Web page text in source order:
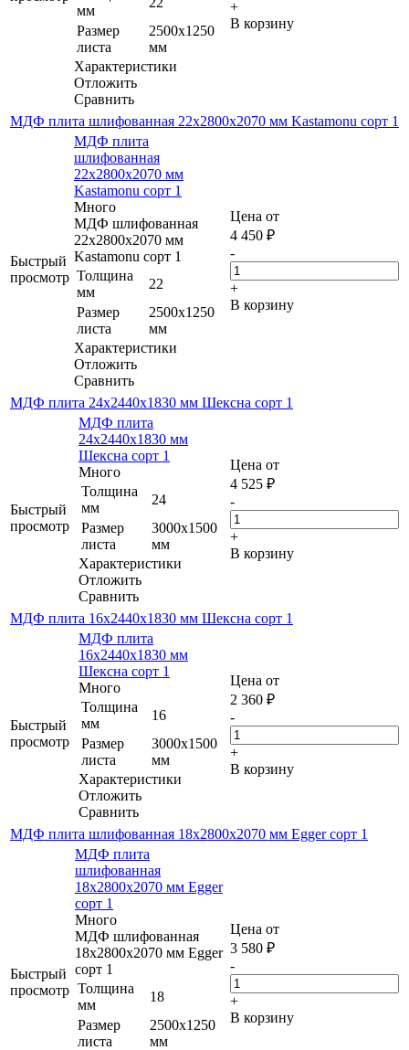
мм
Размер
листа
2500х1250
мм
Характеристики
Отложить
Сравнить
+
В корзину
МДФ плита шлифованная 22х2800х2070 мм Kastamonu сорт 1
Быстрый
просмотр
МДФ плита
шлифованная
22х2800х2070 мм
Kastamonu сорт 1
Много
МДФ шлифованная
22х2800х2070 мм
Kastamonu сорт 1
Толщина
мм
22
Размер
листа
2500х1250
мм
Характеристики
Отложить
Сравнить
Цена от
4 450 ₽
-
+
В корзину
МДФ плита 24х2440х1830 мм Шексна сорт 1
Быстрый
просмотр
МДФ плита
24х2440х1830 мм
Шексна сорт 1
Много
Толщина
мм
24
Размер
листа
3000х1500
мм
Характеристики
Отложить
Сравнить
Цена от
4 525 ₽
-
+
В корзину
МДФ плита 16х2440х1830 мм Шексна сорт 1
Быстрый
просмотр
МДФ плита
16х2440х1830 мм
Шексна сорт 1
Много
Толщина
мм
16
Размер
листа
3000х1500
мм
Характеристики
Отложить
Сравнить
Цена от
2 360 ₽
-
+
В корзину
МДФ плита шлифованная 18х2800х2070 мм Egger сорт 1
Быстрый
просмотр
МДФ плита
шлифованная
18х2800х2070 мм Egger
сорт 1
Много
МДФ шлифованная
18х2800х2070 мм Egger
сорт 1
Толщина
мм
18
Размер
листа
2500х1250
мм
Цена от
3 580 ₽
-
+
В корзину